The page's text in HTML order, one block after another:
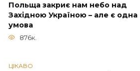
Польща закриє нам небо над
Західною Україною – але є одна
умова
876к.
ЦІКАВО